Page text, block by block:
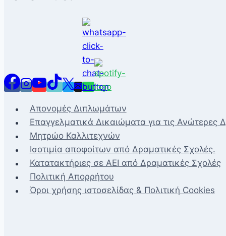
Απονομές Διπλωμάτων
Επαγγελματικά Δικαιώματα για τις Ανώτερες
Μητρώο Καλλιτεχνών
Ισοτιμία αποφοίτων από Δραματικές Σχολές.
Κατατακτήριες σε ΑΕΙ από Δραματικές Σχολές
Πολιτική Απορρήτου
Όροι χρήσης ιστοσελίδας & Πολιτική Cookies